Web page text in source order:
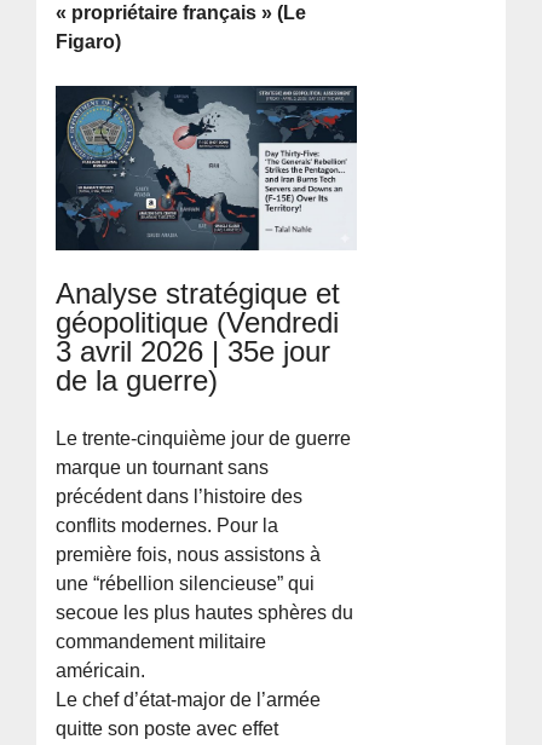
« propriétaire français » (Le
Figaro)
Analyse stratégique et
géopolitique (Vendredi
3 avril 2026 | 35e jour
de la guerre)
Le trente-cinquième jour de guerre
marque un tournant sans
précédent dans l’histoire des
conflits modernes. Pour la
première fois, nous assistons à
une “rébellion silencieuse” qui
secoue les plus hautes sphères du
commandement militaire
américain.
Le chef d’état-major de l’armée
quitte son poste avec effet